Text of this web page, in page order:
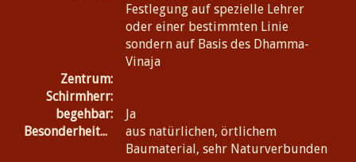
Festlegung auf spezielle Lehrer
oder einer bestimmten Linie
sondern auf Basis des Dhamma-
Vinaja
Zentrum:
Schirmherr:
begehbar:
Ja
Besonderheiten:
aus natürlichen, örtlichem
Baumaterial, sehr Naturverbunden